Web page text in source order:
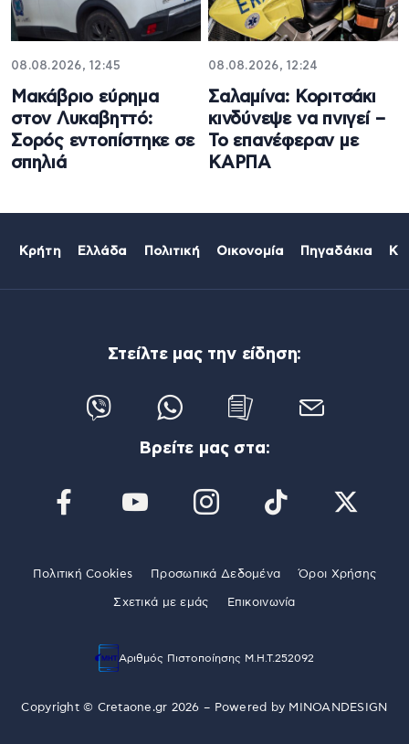
08.08.2026, 12:45
Μακάβριο εύρημα
στον Λυκαβηττό:
Σορός εντοπίστηκε σε
σπηλιά
08.08.2026, 12:24
Σαλαμίνα: Κοριτσάκι
κινδύνεψε να πνιγεί –
Το επανέφεραν με
ΚΑΡΠΑ
Κρήτη Ελλάδα Πολιτική Οικονομία Πηγαδάκια
Στείλτε μας την είδηση:
Βρείτε μας στα:
Πολιτική Cookies Προσωπικά Δεδομένα Όροι Χρήσης
Σχετικά με εμάς Επικοινωνία
Αριθμός Πιστοποίησης Μ.Η.Τ.252092
Copyright © Cretaone.gr 2026 – Powered by MINOANDESIGN